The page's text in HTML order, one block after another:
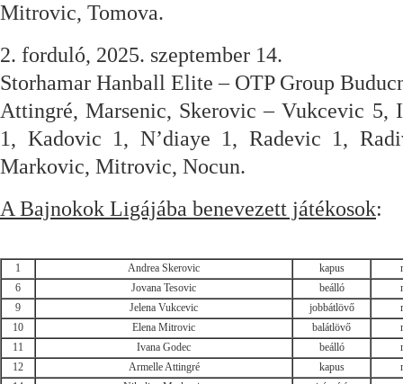
Mitrovic, Tomova.
2. forduló, 2025. szeptember 14.
Storhamar Hanball Elite – OTP Group
Attingré, Marsenic, Skerovic – Vukcevic 5,
1, Kadovic 1, N’diaye 1, Radevic 1,
Markovic, Mitrovic, Nocun.
A Bajnokok Ligájába benevezett játékosok:
1 Andrea Skerovic kapus
6
Jovana Tesovic beálló
9
Jelena Vukcevic jobbátlövő
10
Elena Mitrovic balátlövő
11
Ivana Godec beálló
12
Armelle Attingré kapus